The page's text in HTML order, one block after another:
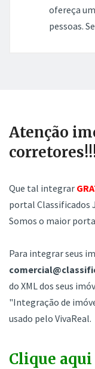
ofereça
pessoas.
Atenção
Que tal integrar
portal Classificados
Somos o maior
Para integrar seus
do XML dos seus
"Integração de
usado pelo VivaReal.
Clique